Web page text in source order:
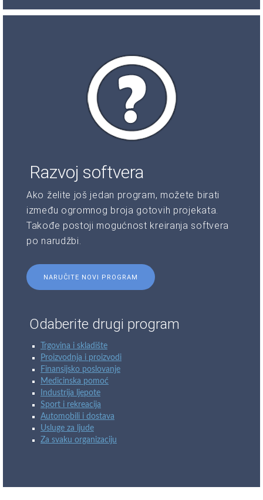
Razvoj softvera
Ako želite još jedan program, možete birati
između ogromnog broja gotovih projekata.
Takođe postoji mogućnost kreiranja softvera
po narudžbi.
NARUČITE NOVI PROGRAM
Odaberite drugi program
Trgovina i skladište
Proizvodnja i proizvodi
Finansijsko poslovanje
Medicinska pomoć
Industrija ljepote
Sport i rekreacija
Automobili i dostava
Usluge za ljude
Za svaku organizaciju